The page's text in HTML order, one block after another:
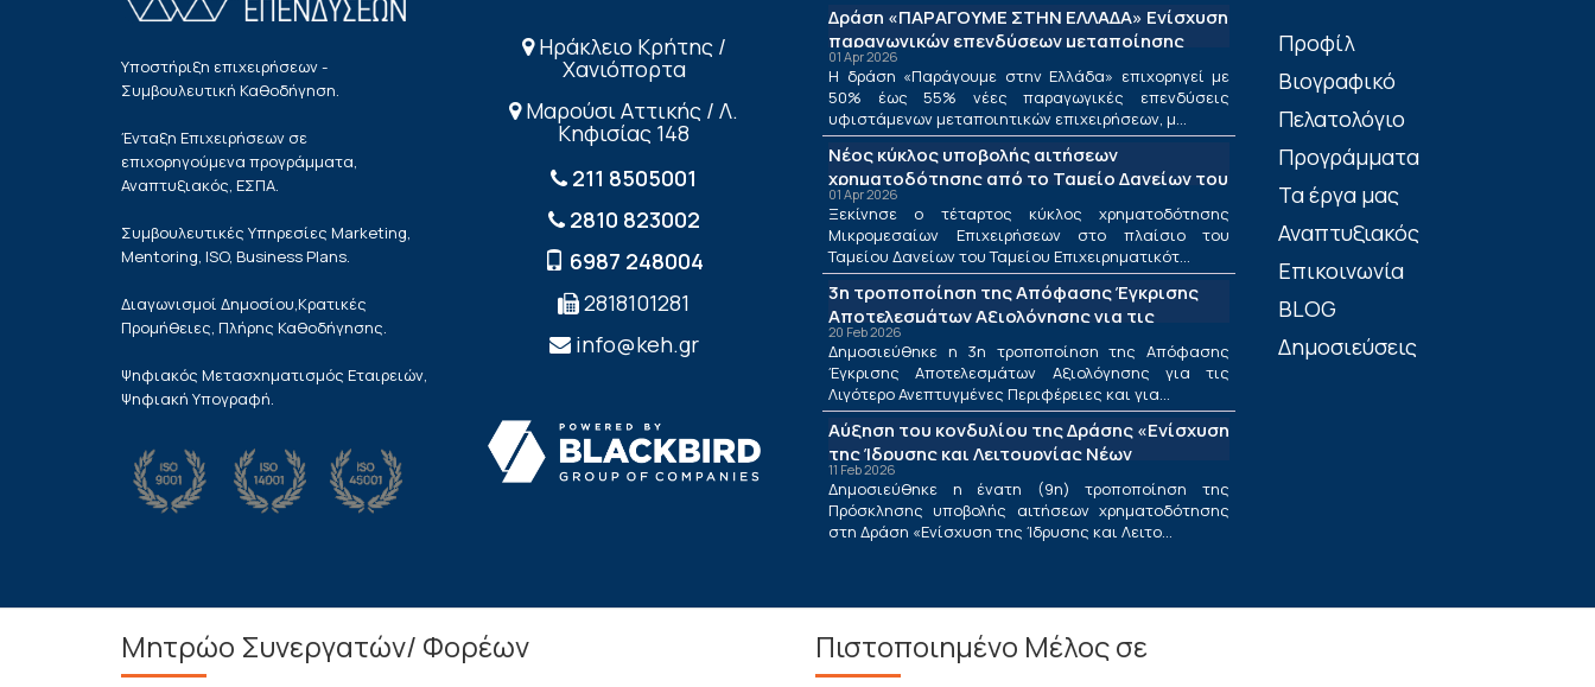
Υποστήριξη επιχειρήσεων -
Συμβουλευτική Καθοδήγηση.
Ένταξη Επιχειρήσεων σε
επιχορηγούμενα προγράμματα,
Αναπτυξιακός, ΕΣΠΑ.
Συμβουλευτικές Υπηρεσίες Marketing,
Mentoring, ISO, Business Plans.
Διαγωνισμοί Δημοσίου,Κρατικές
Προμήθειες, Πλήρης Καθοδήγησης.
Ψηφιακός Μετασχηματισμός Εταιρειών,
Ψηφιακή Υπογραφή.
Ηράκλειο Κρήτης /
Χανιόπορτα
Μαρούσι Αττικής / Λ.
Κηφισίας 148
211 8505001
2810 823002
6987 248004
2818101281
info@keh.gr
Δράση «ΠΑΡΑΓΟΥΜΕ ΣΤΗΝ ΕΛΛΑΔΑ» Ενίσχυση
παραγωγικών επενδύσεων μεταποίησης
01 Apr 2026
Η δράση «Παράγουμε στην Ελλάδα» επιχορηγεί με
50% έως 55% νέες παραγωγικές επενδύσεις
υφιστάμενων μεταποιητικών επιχειρήσεων, μ...
Νέος κύκλος υποβολής αιτήσεων
χρηματοδότησης από το Ταμείο Δανείων του
ΤΕΠΙΧ ΙΙΙ
01 Apr 2026
Ξεκίνησε ο τέταρτος κύκλος χρηματοδότησης
Μικρομεσαίων Επιχειρήσεων στο πλαίσιο του
Ταμείου Δανείων του Ταμείου Επιχειρηματικότ...
3η τροποποίηση της Απόφασης Έγκρισης
Αποτελεσμάτων Αξιολόγησης για τις
Λιγότερο Ανεπτυγμένες Περιφέρειες και για
τις Περιφέρειες Μετάβασης στο πλαίσιο της
Δράσης «Ενίσχυση της Ίδρυσης και
Λειτουργίας Νέων Μικρομεσαίων
Τουριστικών Επιχειρήσεων»
20 Feb 2026
Δημοσιεύθηκε η 3η τροποποίηση της Απόφασης
Έγκρισης Αποτελεσμάτων Αξιολόγησης για τις
Λιγότερο Ανεπτυγμένες Περιφέρειες και για...
Αύξηση του κονδυλίου της Δράσης «Ενίσχυση
της Ίδρυσης και Λειτουργίας Νέων
Μικρομεσαίων Τουριστικών Επιχειρήσεων»
11 Feb 2026
Δημοσιεύθηκε η ένατη (9η) τροποποίηση της
Πρόσκλησης υποβολής αιτήσεων χρηματοδότησης
στη Δράση «Ενίσχυση της Ίδρυσης και Λειτο...
Πρoφίλ
Βιογραφικό
Πελατολόγιο
Προγράμματα
Τα έργα μας
Αναπτυξιακός
Επικοινωνία
BLOG
Δημοσιεύσεις
Μητρώο Συνεργατών/ Φορέων Πιστοποιημένο Μέλος σε